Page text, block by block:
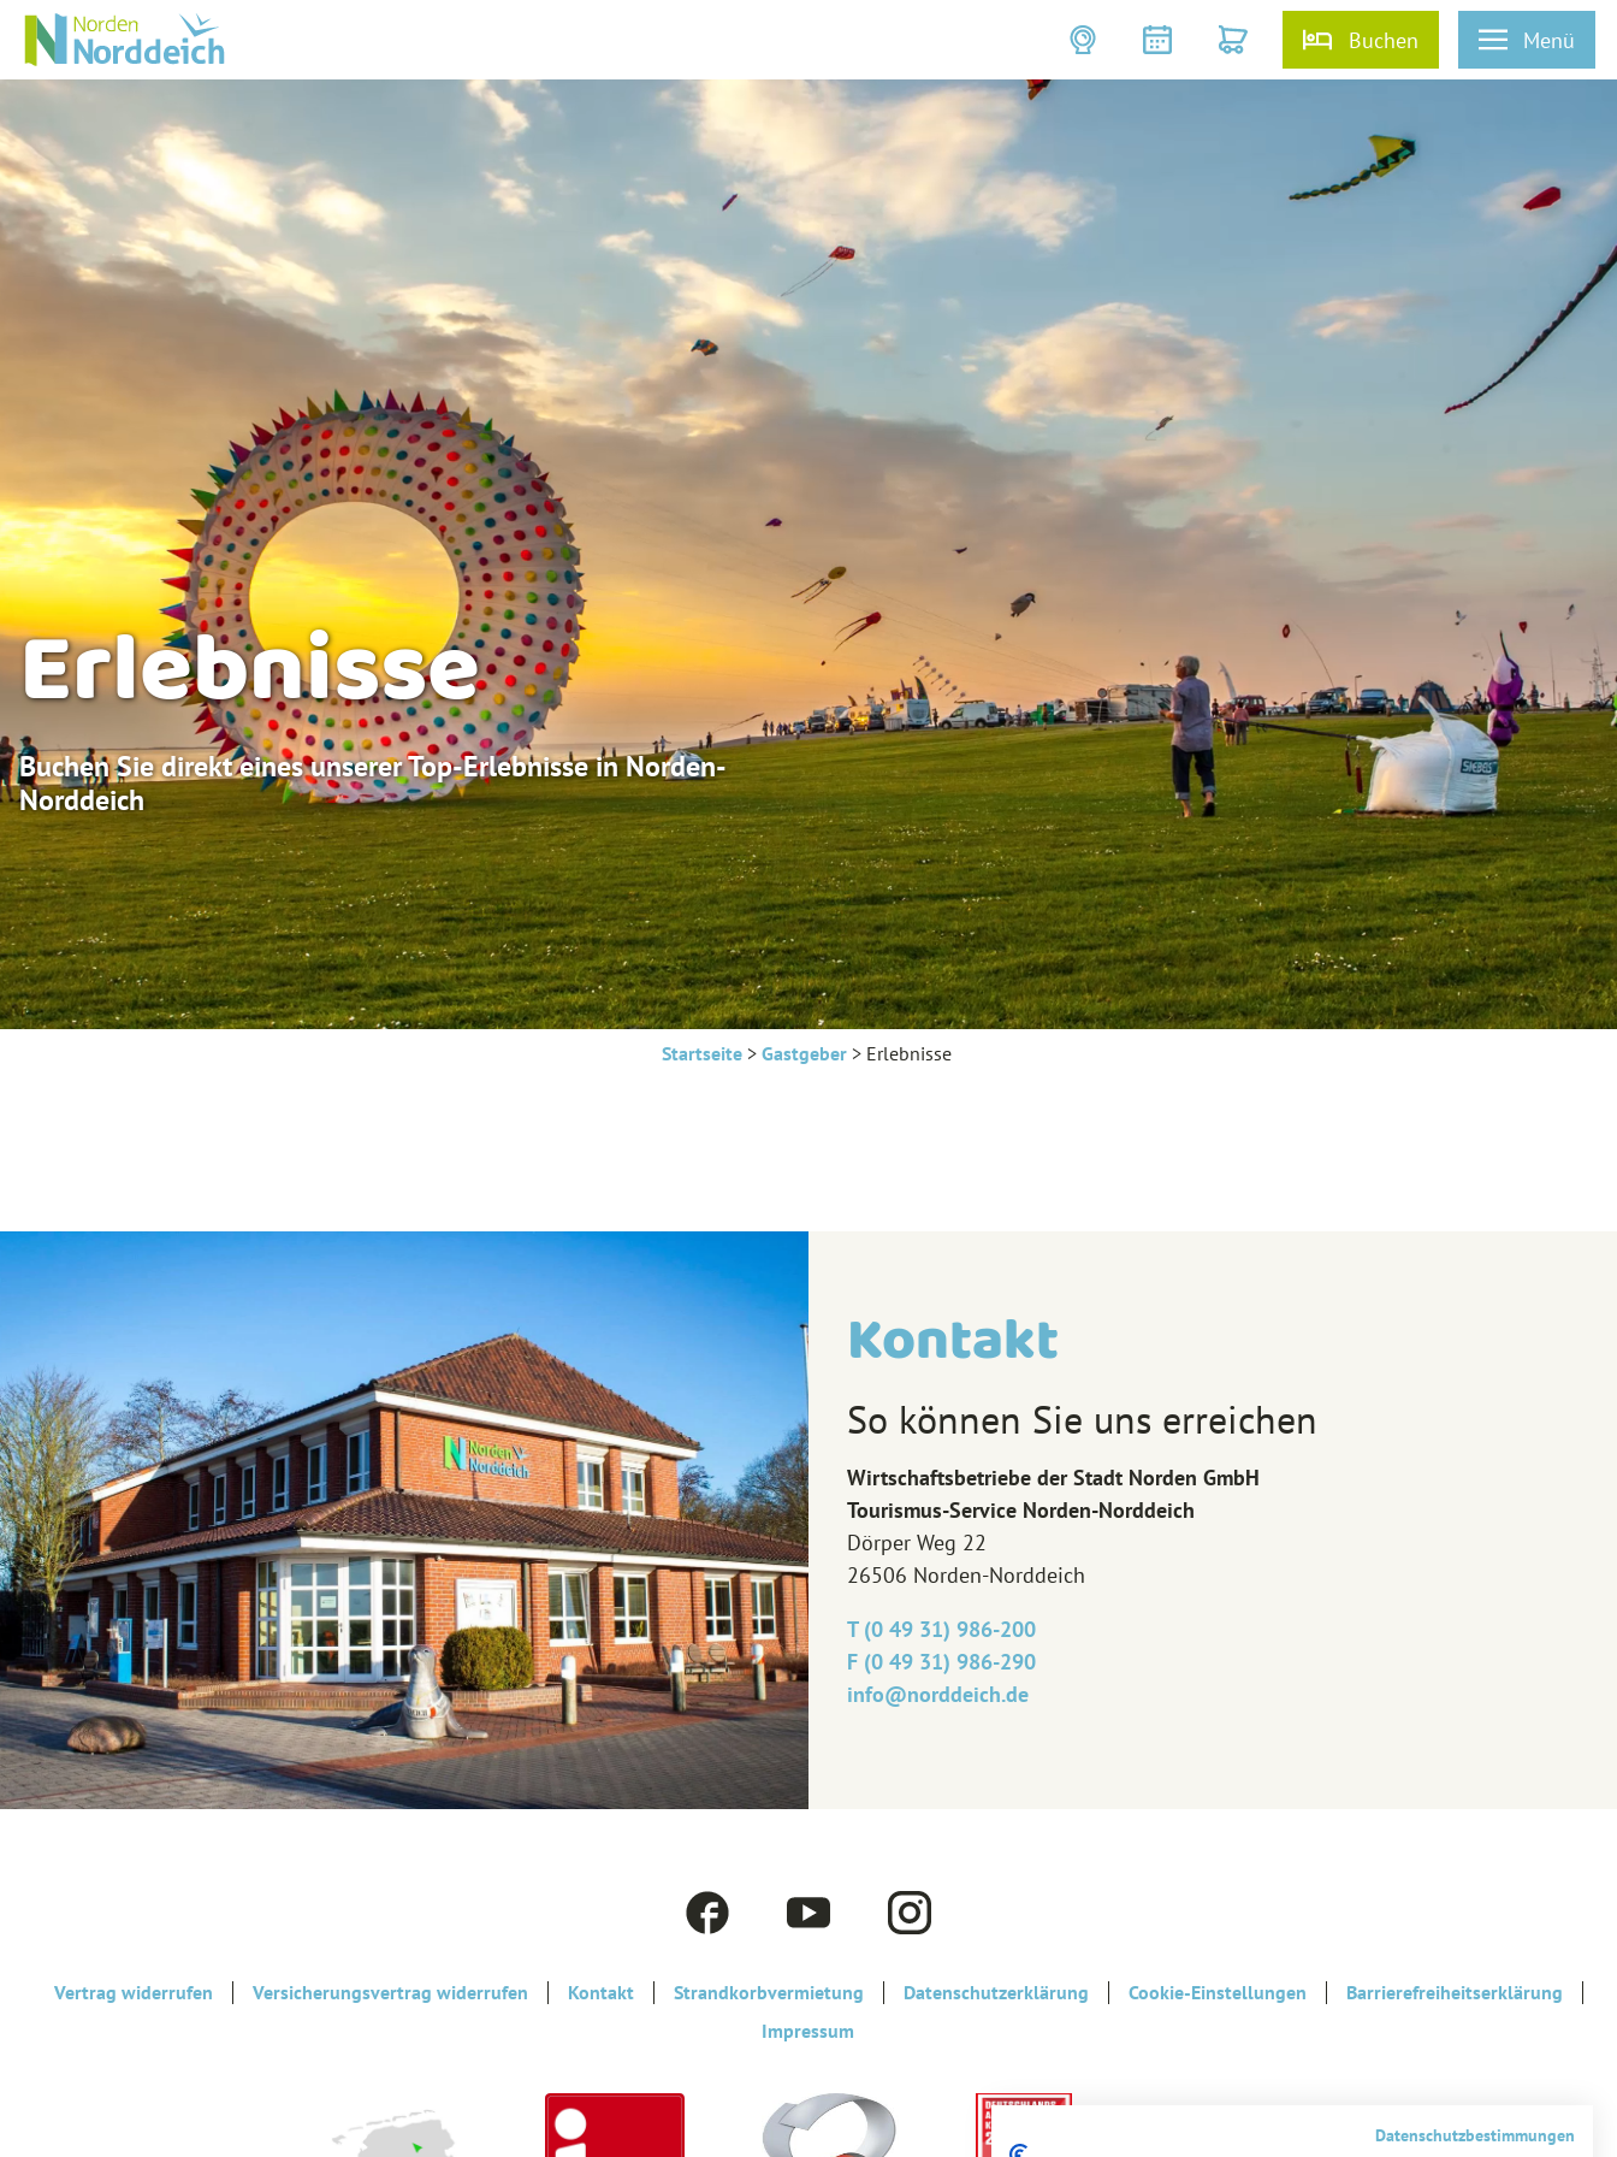
Buchen Menü
Erlebnisse
Buchen Sie direkt eines unserer Top-Erlebnisse in Norden-
Norddeich
Startseite> Gastgeber> Erlebnisse
Kontakt
So können Sie uns erreichen
Wirtschaftsbetriebe der Stadt Norden GmbH
Tourismus-Service Norden-Norddeich
Dörper Weg 22
26506 Norden-Norddeich
T (0 49 31) 986-200
F (0 49 31) 986-290
info@‎norddeich.de
F
c
Y
u
t
b
I
g
Vertrag widerrufen Versicherungsvertrag widerrufen Kontakt Strandkorbvermietung Datenschutzerklärung Cookie-Einstellungen
Barrierefreiheitserklärung
Impressum
Datenschutzbestimmungen